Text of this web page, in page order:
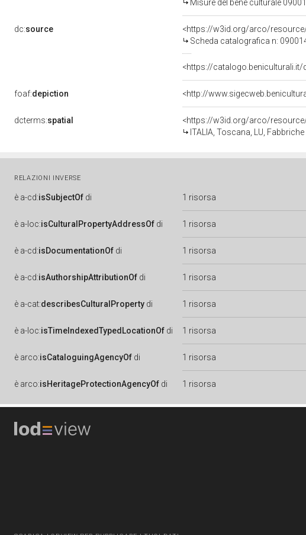
Misure del bene culturale
dc:source
<https://w3id.org/arco/
Scheda catalografica n:
<https://
foaf:depiction <http://
dcterms:spatial
<https://w3id.org/arco/
ITALIA, Toscana, LU,
RELAZIONI INVERSE
è a-cd:isSubjectOf di 1 risorsa
è a-loc:isCulturalPropertyAddressOf di 1 risorsa
è a-cd:isDocumentationOf di 1 risorsa
è a-cd:isAuthorshipAttributionOf di 1 risorsa
è a-cat:describesCulturalProperty di 1 risorsa
è a-loc:isTimeIndexedTypedLocationOf di 1 risorsa
è arco:isCataloguingAgencyOf di 1 risorsa
è arco:isHeritageProtectionAgencyOf di 1 risorsa